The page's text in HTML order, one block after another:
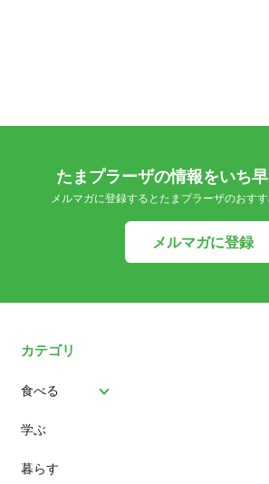
たまプラーザの情報をいち
メルマガに登録するとたまプラーザのおす
メルマガに登録
カテゴリ
食べる
パン
スイーツ
学ぶ
暮らす